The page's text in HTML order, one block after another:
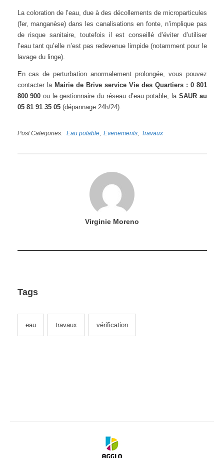
La coloration de l’eau, due à des décollements de microparticules
(fer, manganèse) dans les canalisations en fonte, n’implique pas
de risque sanitaire, toutefois il est conseillé d’éviter d’utiliser
l’eau tant qu’elle n’est pas redevenue limpide (notamment pour le
lavage du linge).
En cas de perturbation anormalement prolongée, vous pouvez
contacter la Mairie de Brive service Vie des Quartiers : 0 801
800 900 ou le gestionnaire du réseau d’eau potable, la SAUR au
05 81 91 35 05 (dépannage 24h/24).
Post Categories Eau potable Evenements Travaux
Virginie Moreno
Tags
eau travaux vérification